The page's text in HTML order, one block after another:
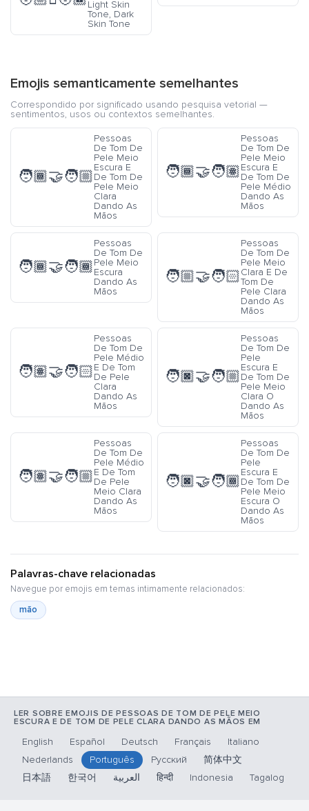
Light Skin
Tone, Dark
Skin Tone
Emojis semanticamente semelhantes
Correspondido por significado usando pesquisa vetorial —
sentimentos, usos ou contextos semelhantes.
🧑🏾‍🤝‍🧑🏼
Pessoas
De Tom De
Pele Meio
Escura E
De Tom De
Pele Meio
Clara
Dando As
Mãos
🧑🏾‍🤝‍🧑🏽
Pessoas
De Tom De
Pele Meio
Escura E
De Tom De
Pele Médio
Dando As
Mãos
🧑🏾‍🤝‍🧑🏾
Pessoas
De Tom De
Pele Meio
Escura
Dando As
Mãos
🧑🏼‍🤝‍🧑🏻
Pessoas
De Tom De
Pele Meio
Clara E De
Tom De
Pele Clara
Dando As
Mãos
🧑🏽‍🤝‍🧑🏻
Pessoas
De Tom De
Pele Médio
E De Tom
De Pele
Clara
Dando As
Mãos
🧑🏿‍🤝‍🧑🏼
Pessoas
De Tom De
Pele
Escura E
De Tom De
Pele Meio
Clara O
Dando As
Mãos
🧑🏽‍🤝‍🧑🏼
Pessoas
De Tom De
Pele Médio
E De Tom
De Pele
Meio Clara
Dando As
Mãos
🧑🏿‍🤝‍🧑🏾
Pessoas
De Tom De
Pele
Escura E
De Tom De
Pele Meio
Escura O
Dando As
Mãos
Palavras-chave relacionadas
Navegue por emojis em temas intimamente relacionados:
mão
LER SOBRE EMOJIS DE PESSOAS DE TOM DE PELE MEIO
ESCURA E DE TOM DE PELE CLARA DANDO AS MÃOS EM
English Español Deutsch Français
Italiano
Nederlands
Português Русский
简体中文
日本語
한국어 العربية हिन्दी Indonesia Tagalog